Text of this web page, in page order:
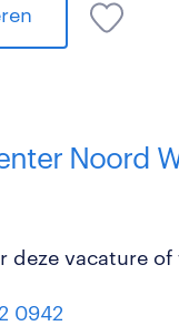
Noord
deze vacature
0942